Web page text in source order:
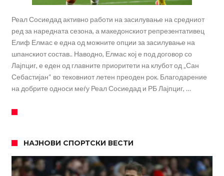
Реал Сосиедад активно работи на засилување на средниот
ред за наредната сезона, а македонскиот репрезентативец
Елиф Елмас е една од можните опции за засилување на
шпанскиот состав.. Наводно, Елмас кој е под договор со
Лајпциг, е еден од главните приоритети на клубот од „Сан
Себастијан“ во тековниот летен преоден рок. Благодарение
на добрите односи меѓу Реал Сосиедад и РБ Лајпциг, …
НАЈНОВИ СПОРТСКИ ВЕСТИ